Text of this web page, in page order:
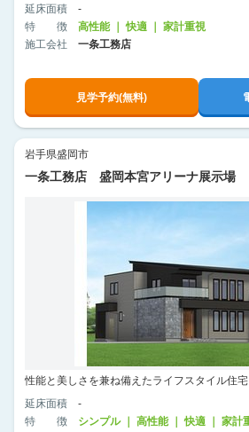
延床面積
-
特徴
高性能 ｜ 快適 ｜ 家計重視
施工会社
一条工務店
見学予約(無料)
岩手県盛岡市
一条工務店 盛岡本宮アリーナ展示場
性能と美しさを兼ね備えたライフスタイル住宅
延床面積
-
特徴
シンプル ｜ 高性能 ｜ 快適 ｜ 家計